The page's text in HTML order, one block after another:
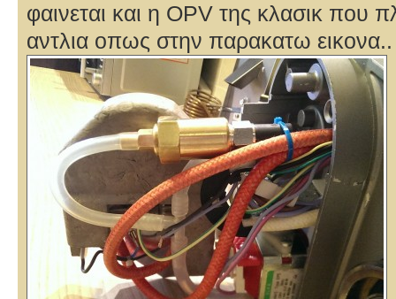
φαινεται και η OPV της κλασικ που
αντλια οπως στην παρακατω εικονα..